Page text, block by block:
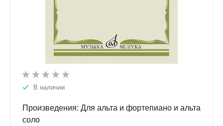
В наличии
Произведения: Для альта и фортепиано и альта
соло